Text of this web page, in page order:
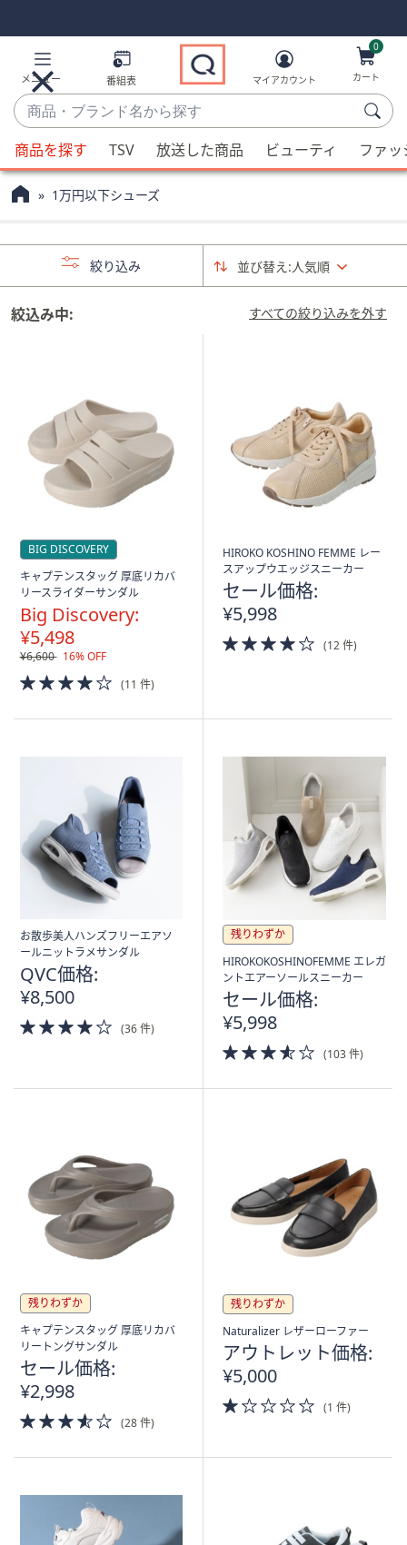
Links
Links2
メニュー 番組表
商
品・
ブ
ラ
ン
す
候
補
が
利
可
な
場
は
タ
ッ
チ
デ
バ
イ
ワ
イ
閲
覧
で
ま
マイアカウント
0
カート
商品を探す TSV 放送した商品 ビューティ ファ
1万円以下シューズ
並び替え:人気順
絞り込み
すべての絞り込みを外す
絞込み中:
BIG DISCOVERY
キャプテンスタッグ 厚底リカバ
リースライダーサンダル
Big Discovery:
¥5,498
¥6,600 16% OFF
4.0
of
(11 件)
HIROKO KOSHINO FEMME レー
スアップウエッジスニーカー
セール価格:
¥5,998
4.0
of
(12 件)
お散歩美人ハンズフリーエアソ
ールニットラメサンダル
QVC価格:
¥8,500
4.0
of
(36 件)
残りわずか
HIROKOKOSHINOFEMME エレガ
ントエアーソールスニーカー
セール価格:
¥5,998
3.5
of
(103 件)
残りわずか
キャプテンスタッグ 厚底リカバ
リートングサンダル
セール価格:
¥2,998
3.5
of
(28 件)
残りわずか
Naturalizer レザーローファー
アウトレット価格:
¥5,000
1.0
of
(1 件)